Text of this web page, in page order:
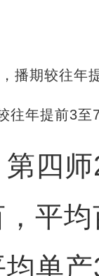
往年提前3
四师
平
单